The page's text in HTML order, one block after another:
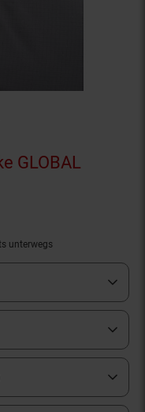
GLOBAL
unterwegs